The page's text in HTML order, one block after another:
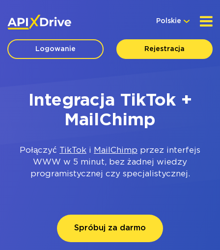
Polskie
Logowanie Rejestracja
Integracja TikTok +
MailChimp
Połączyć TikTok i MailChimp przez interfejs
WWW w 5 minut, bez żadnej wiedzy
programistycznej czy specjalistycznej.
Spróbuj za darmo